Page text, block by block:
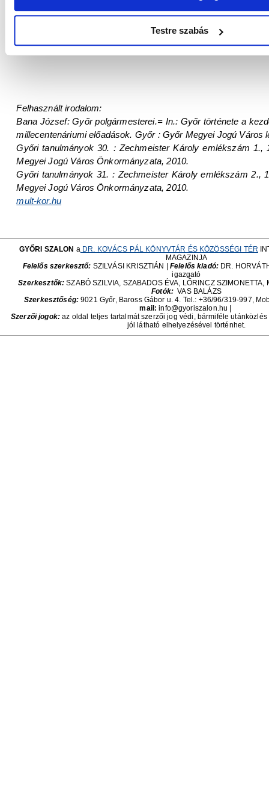
Testre szabás
korabeli festmény alapján készítette el alkotását.
2016-ban novemberében a győri önkormányzat és a
Felhasznált irodalom:
Bana József: Győr polgármesterei.= In.: Győr története a
millecentenáriumi előadások. Győr : Győr Megyei Jogú Város
Győri tanulmányok 30. : Zechmeister Károly emlékszám 1.,
Megyei Jogú Város Önkormányzata, 2010.
Győri tanulmányok 31. : Zechmeister Károly emlékszám 2.,
Megyei Jogú Város Önkormányzata, 2010.
mult-kor.hu
GYŐRI SZALON aDR. KOVÁCS PÁL KÖNYVTÁR ÉS KÖZÖSSÉGI TÉR
MAGAZINJA
Felelős szerkesztő: SZILVÁSI KRISZTIÁN | Felelős kiadó: DR.
igazgató
Szerkesztők:SZABÓ SZILVIA, SZABADOS ÉVA, LŐRINCZ SZIMONETTA,
Fotók: VAS BALÁZS
Szerkesztőség: 9021 Győr, Baross Gábor u. 4. Tel.: +36/96/319-997,
mail: info@gyoriszalon.hu |
Szerzői jogok: az oldal teljes tartalmát szerzői jog védi, bármiféle
jól látható elhelyezésével történhet.